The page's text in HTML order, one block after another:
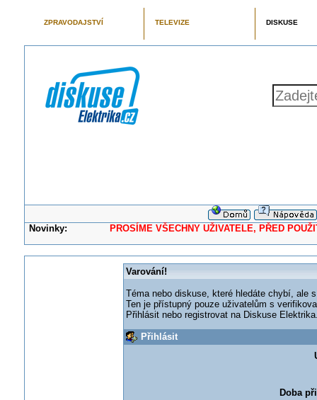
ZPRAVODAJSTVÍ TELEVIZE DISKUSE
Novinky: PROSÍME VŠECHNY UŽIVATELE, PŘED
Varování!
Téma nebo diskuse, které hledáte chybí, ale
Ten je přístupný pouze uživatelům s
Přihlásit nebo registrovat na Diskuse
Přihlásit
Doba